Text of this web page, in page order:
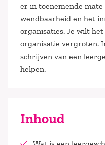
er in toenemende mate
wendbaarheid en het
organisaties. Je wilt
organisatie vergroten.
schrijven van een
helpen.
Inhoud